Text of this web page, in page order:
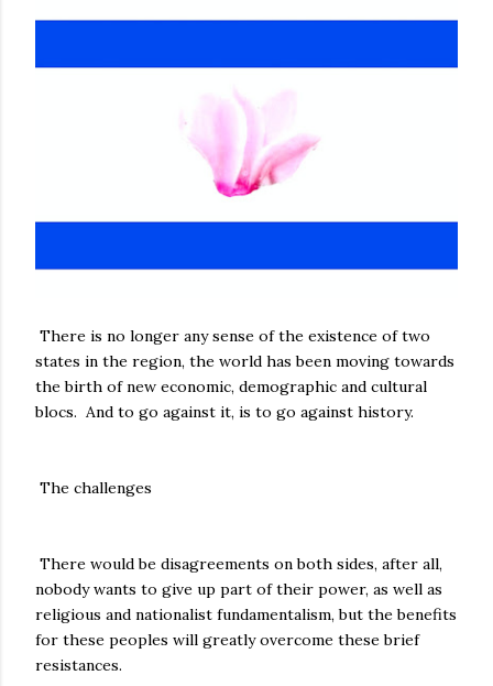
There is no longer any sense of the existence of two
states in the region, the world has been moving towards
the birth of new economic, demographic and cultural
blocs. And to go against it, is to go against history.
The challenges
There would be disagreements on both sides, after all,
nobody wants to give up part of their power, as well as
religious and nationalist fundamentalism, but the benefits
for these peoples will greatly overcome these brief
resistances.